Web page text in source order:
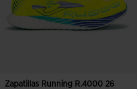
Zapatillas Running R.4000 26